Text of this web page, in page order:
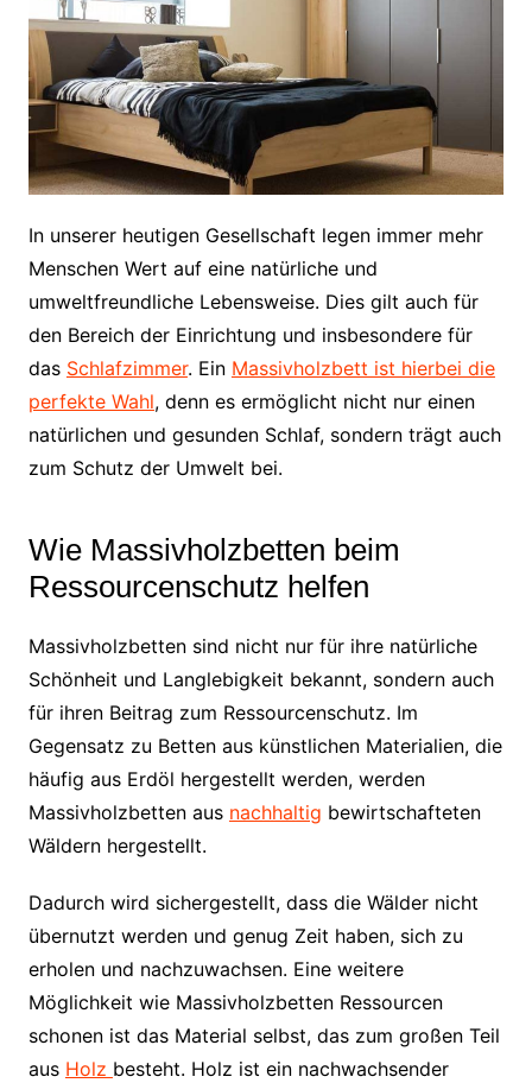
In unserer heutigen Gesellschaft legen immer mehr
Menschen Wert auf eine natürliche und
umweltfreundliche Lebensweise. Dies gilt auch für
den Bereich der Einrichtung und insbesondere für
das Schlafzimmer. Ein Massivholzbett ist hierbei die
perfekte Wahl, denn es ermöglicht nicht nur einen
natürlichen und gesunden Schlaf, sondern trägt auch
zum Schutz der Umwelt bei.
Wie Massivholzbetten beim
Ressourcenschutz helfen
Massivholzbetten sind nicht nur für ihre natürliche
Schönheit und Langlebigkeit bekannt, sondern auch
für ihren Beitrag zum Ressourcenschutz. Im
Gegensatz zu Betten aus künstlichen Materialien, die
häufig aus Erdöl hergestellt werden, werden
Massivholzbetten aus nachhaltig bewirtschafteten
Wäldern hergestellt.
Dadurch wird sichergestellt, dass die Wälder nicht
übernutzt werden und genug Zeit haben, sich zu
erholen und nachzuwachsen. Eine weitere
Möglichkeit wie Massivholzbetten Ressourcen
schonen ist das Material selbst, das zum großen Teil
aus Holz besteht. Holz ist ein nachwachsender